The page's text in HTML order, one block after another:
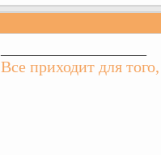
Все приходит для